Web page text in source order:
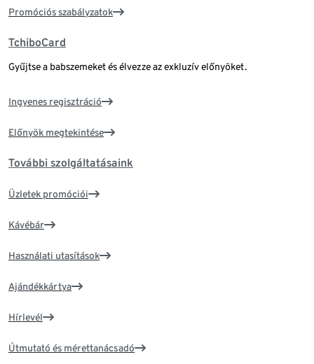
Promóciós szabályzatok
TchiboCard
Gyűjtse a babszemeket és élvezze az exkluzív előnyöket.
Ingyenes regisztráció
Előnyök megtekintése
További szolgáltatásaink
Üzletek promóciói
Kávébár
Használati utasítások
Ajándékkártya
Hírlevél
Útmutató és mérettanácsadó